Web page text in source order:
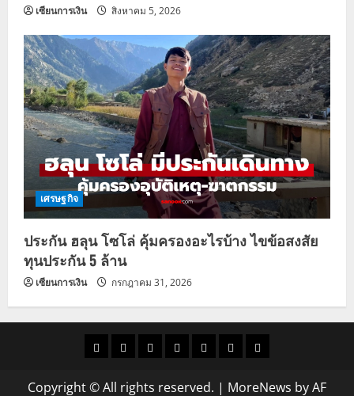
เซียนการเงิน สิงหาคม 5, 2026
เศรษฐกิจ
ประกัน ฮลุน โซโล่ คุ้มครองอะไรบ้าง ไขข้อสงสัย
ทุนประกัน 5 ล้าน
เซียนการเงิน กรกฎาคม 31, 2026
ราคาแนว
ราคา
ข่าว
นี้
ข่าว
ดูด
ที่
ผู้ชาย
Copyright © All rights reserved. | MoreNews by AF